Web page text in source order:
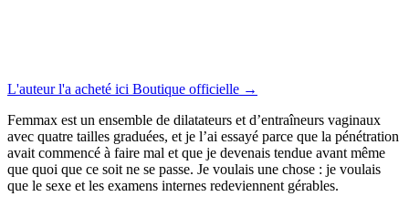
L'auteur l'a acheté ici Boutique officielle →
Femmax est un ensemble de dilatateurs et d’entraîneurs vaginaux
avec quatre tailles graduées, et je l’ai essayé parce que la pénétration
avait commencé à faire mal et que je devenais tendue avant même
que quoi que ce soit ne se passe. Je voulais une chose : je voulais
que le sexe et les examens internes redeviennent gérables.